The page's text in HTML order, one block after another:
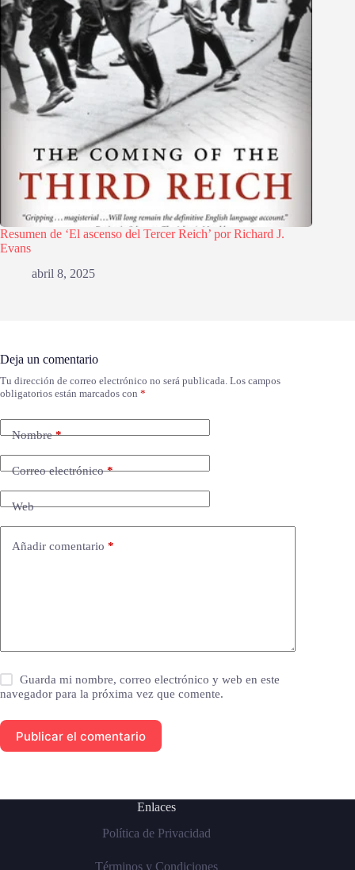
Resumen de ‘El ascenso del Tercer Reich’ por Richard J.
Evans
abril 8, 2025
Deja un comentario
Tu dirección de correo electrónico no será publicada. Los campos
obligatorios están marcados con *
Nombre*
Correo electrónico*
Web
Añadir comentario *
Guarda mi nombre, correo electrónico y web en este
navegador para la próxima vez que comente.
Publicar el comentario
Enlaces
Política de Privacidad
Términos y Condiciones